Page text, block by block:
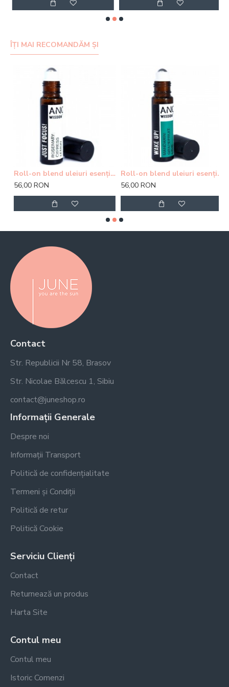
ÎȚI MAI RECOMANDĂM ȘI
Roll-on blend uleiuri esențiale - Just Focus
56,00 RON
Roll-on blend uleiuri esențiale - Wake Up
56,00 RON
Contact
Str. Republicii Nr 58, Brasov
Str. Nicolae Bălcescu 1, Sibiu
contact@juneshop.ro
Informații Generale
Despre noi
Informații Transport
Politică de confidențialitate
Termeni și Condiții
Politică de retur
Politică Cookie
Serviciu Clienți
Contact
Returnează un produs
Harta Site
Contul meu
Contul meu
Istoric Comenzi